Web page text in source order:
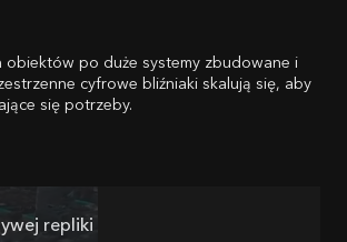
po duże systemy zbudowane i
cyfrowe bliźniaki skalują się, aby
się potrzeby.
repliki